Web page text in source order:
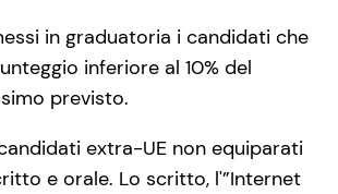
in graduatoria i candidati che
inferiore al 10% del
previsto.
extra-UE non equiparati
e orale. Lo scritto, l'”Internet